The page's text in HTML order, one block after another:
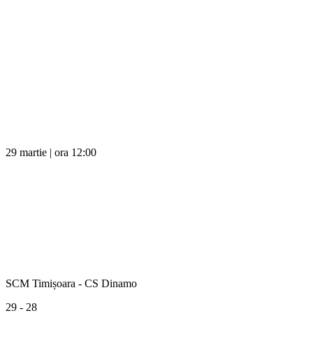
29 martie | ora 12:00
SCM Timișoara - CS Dinamo
29 - 28